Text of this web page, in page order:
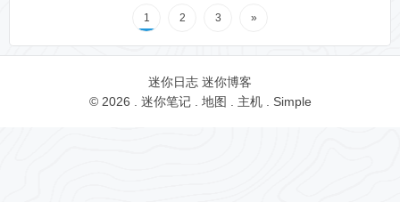
1 2 3 »
迷你日志 迷你博客
© 2026 . 迷你笔记. 地图 主机. Simple